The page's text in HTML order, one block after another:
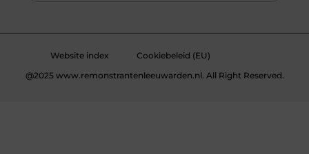
Website index
Cookiebeleid (EU)
@2025 www.remonstrantenleeuwarden.nl. All Right Reserved.